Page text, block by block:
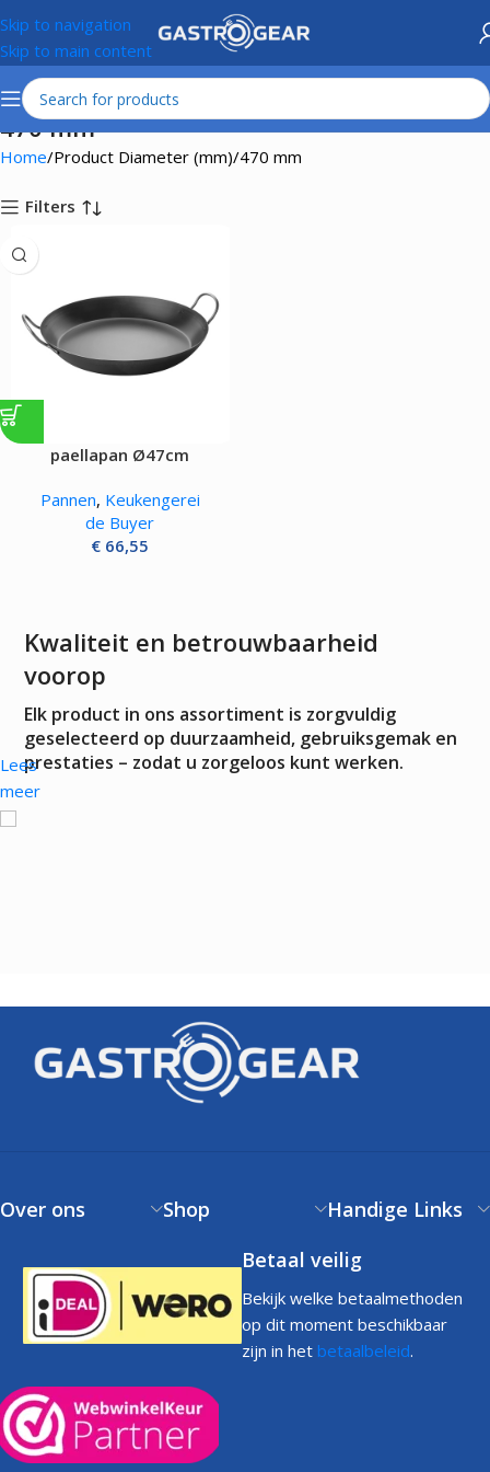
Skip to navigation
Skip to main content
470 mm
Home Product Diameter (mm) 470 mm
Filters
paellapan Ø47cm
Pannen, Keukengerei
de Buyer
€ 66,55
Kwaliteit en betrouwbaarheid
voorop
Elk product in ons assortiment is zorgvuldig
geselecteerd op duurzaamheid, gebruiksgemak en
prestaties – zodat u zorgeloos kunt werken.
Lees
meer
Over ons Shop
Handige Links
Betaal veilig
Bekijk welke betaalmethoden
op dit moment beschikbaar
zijn in het betaalbeleid.